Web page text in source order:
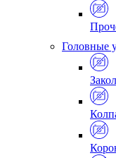
Головные